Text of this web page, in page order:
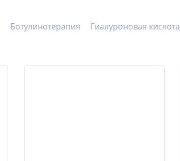
Ботулинотерапия Гиалуроновая кислота